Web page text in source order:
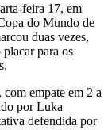
feira 17, em
do Mundo de
duas vezes,
para os
empate em 2 a
por Luka
defendida por